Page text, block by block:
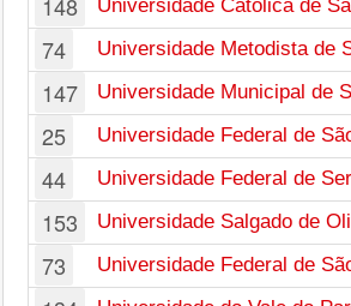
Universidade Católica de
74 Universidade Metodista de
147 Universidade Municipal de
25 Universidade Federal de
44 Universidade Federal de
153 Universidade Salgado de
73 Universidade Federal de